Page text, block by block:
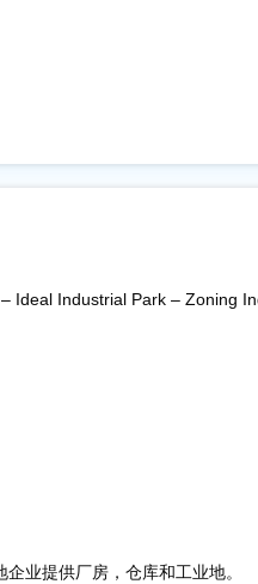
Ideal Industrial Park – Zoning
业提供厂房，仓库和工业地。